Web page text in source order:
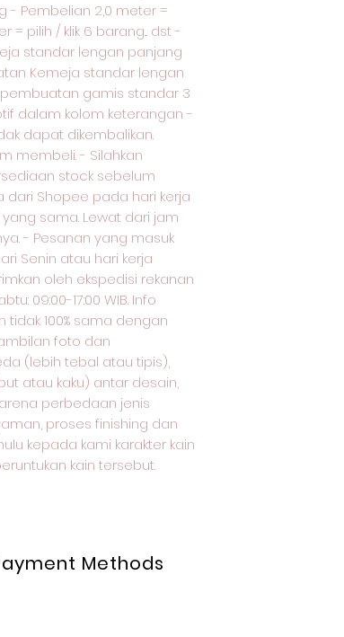
- Pembelian 2,0 meter =
= pilih / klik 6 barang... dst -
standar lengan panjang
Kemeja standar lengan
pembuatan gamis standar 3
dalam kolom keterangan -
dapat dikembalikan.
membeli. - Silahkan
stock sebelum
dari Shopee pada hari kerja
yang sama. Lewat dari jam
- Pesanan yang masuk
Senin atau hari kerja
oleh ekspedisi rekanan
09:00-17:00 WIB. Info
tidak 100% sama dengan
foto dan
(lebih tebal atau tipis),
atau kaku) antar desain,
perbedaan jenis
proses finishing dan
kepada kami karakter kain
kain tersebut.
Methods